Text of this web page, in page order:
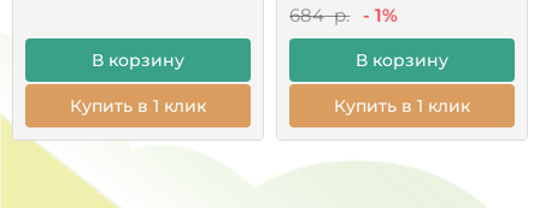
В корзину
Купить в 1 клик
684 р. - 1%
В корзину
Купить в 1 клик